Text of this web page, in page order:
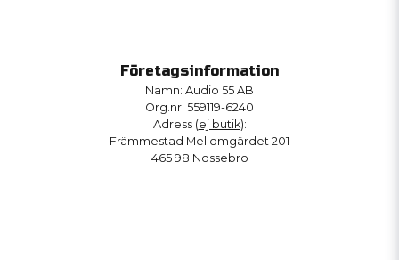
Företagsinformation
Namn: Audio 55 AB
Org.nr: 559119-6240
Adress (ej butik):
Främmestad Mellomgärdet 201
465 98 Nossebro